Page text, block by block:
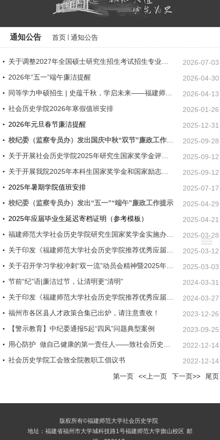
通知公告 首页 通知公告
2026-07-03
2026年“五一”端午廉洁提醒
2026-04-30
2026-04-13
社会历史学院2026年寒假值班安排
2026-01-26
2026年元旦春节廉洁提醒
2025-12-31
2025-09-28
2025-09-12
2025-09-12
2025年暑期学院值班安排
2025-07-17
校纪委（监察专员办）发出“五一”“端午”廉政工作提示
2025-04-29
2025年应届毕业生延迟寄档证明（参考模板）
2025-04-21
2025-03-28
2025-03-12
2025-03-03
节前“纪”语|廉洁过节，让清明更“清明”
2024-03-31
2024-03-27
福州市各区县人才政策合集已出炉，请注意查收！
2023-12-26
【警示教育】中纪委通报5起“四风”问题典型案例
2023-09-25
2022-12-14
社会历史学院工会致全院教职工倡议书
2022-12-14
第一页
<<上一页 下一页>> 尾页
版权所有©福建师范大学社会历史学院
地址：福建省福州市大学城科技路1号福建师范大学旗山校区 邮